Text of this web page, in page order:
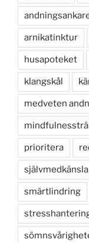
arnikatinktur
husapoteket
klangskål
medveten
prioritera
självmedkänsla
smärtlindring